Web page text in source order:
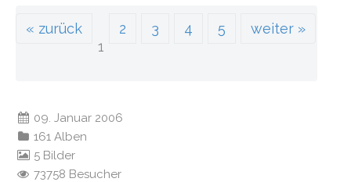
« zurück
1
2 3 4 5 weiter »
09. Januar 2006
161 Alben
5 Bilder
73758 Besucher